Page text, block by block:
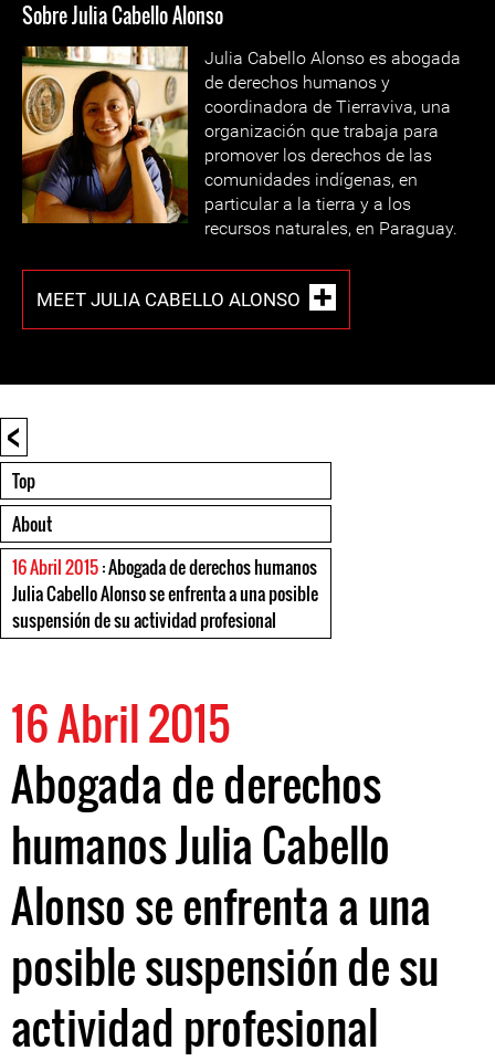
Sobre Julia Cabello Alonso
Julia Cabello Alonso es abogada
de derechos humanos y
coordinadora de Tierraviva, una
organización que trabaja para
promover los derechos de las
comunidades indígenas, en
particular a la tierra y a los
recursos naturales, en Paraguay.
MEET JULIA CABELLO ALONSO
<
Top
About
16 Abril 2015: Abogada de derechos humanos
Julia Cabello Alonso se enfrenta a una posible
suspensión de su actividad profesional
16 Abril 2015
Abogada de derechos
humanos Julia Cabello
Alonso se enfrenta a una
posible suspensión de su
actividad profesional